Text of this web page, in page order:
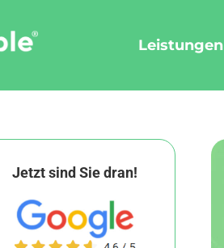
Leistungen
Jetzt sind Sie dran!